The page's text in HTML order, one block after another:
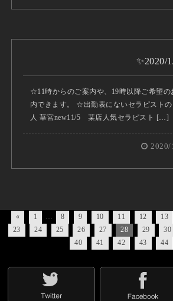
✨2020/
☆11時からのご案内や、19時以降ご希望
内できます。 ☆出勤表にないセラピスト
人 華宮new11/5 某店人気セラピスト […]
2020/
« 1 … 8 9 10 11 12 13
23
24 25 26 27 28 29 30
40
41 42 43 44